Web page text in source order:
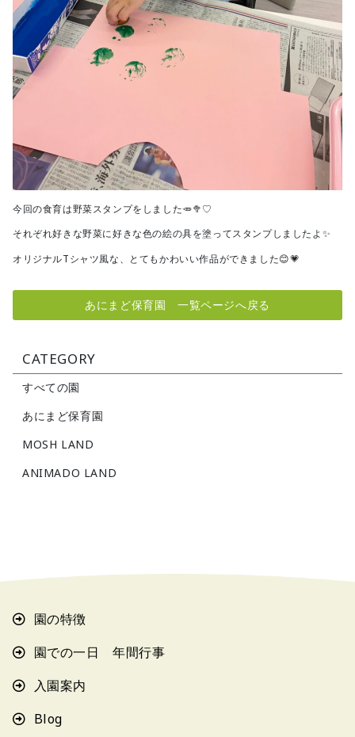
今回の食育は野菜スタンプをしました🥕🥦♡
それぞれ好きな野菜に好きな色の絵の具を塗ってスタンプしましたよ✨
オリジナルTシャツ風な、とてもかわいい作品ができました😊💗
あにまど保育園 一覧ページへ戻る
CATEGORY
すべての園
あにまど保育園
MOSH LAND
ANIMADO LAND
園の特徴
園での一日 年間行事
入園案内
Blog